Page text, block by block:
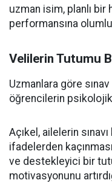
uzman isim, planlı bir
performansına olumlu
Velilerin Tutumu
Uzmanlara göre
öğrencilerin
Açıkel, ailelerin
ifadelerden
ve destekleyici bir
motivasyonunu